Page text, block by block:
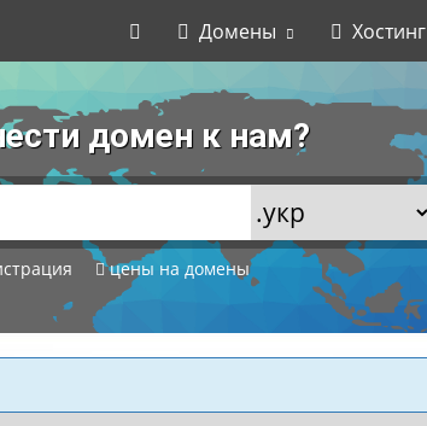
Домены Хостинг
домен к нам?
цены на домены